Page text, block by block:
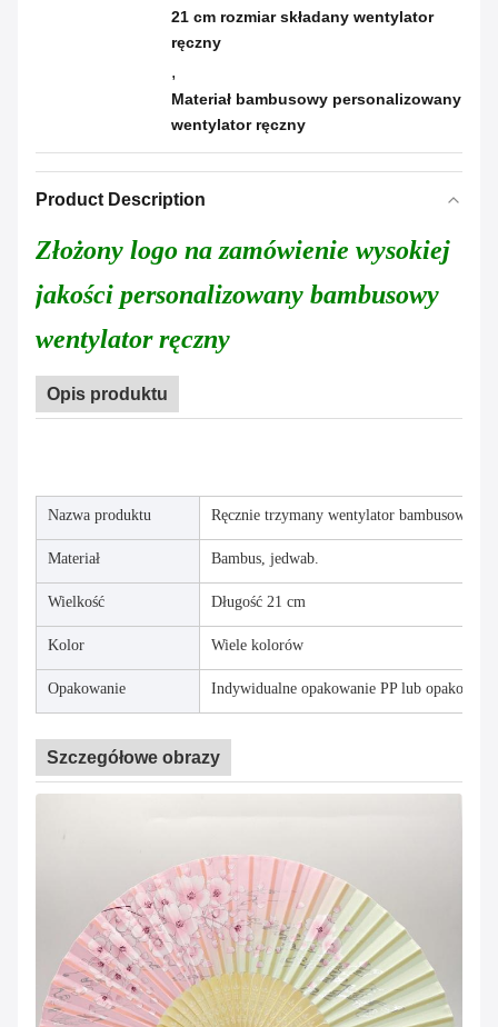
21 cm rozmiar składany wentylator
ręczny
,
Materiał bambusowy personalizowany
wentylator ręczny
Product Description
Złożony logo na zamówienie wysokiej
jakości personalizowany bambusowy
wentylator ręczny
Opis produktu
Nazwa produktu Ręcznie trzymany wentylator bambusowy
Materiał Bambus, jedwab.
Wielkość Długość 21 cm
Kolor Wiele kolorów
Opakowanie Indywidualne opakowanie PP lub
Szczegółowe obrazy